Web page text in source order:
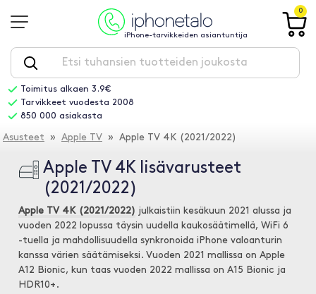
iPhone-tarvikkeiden asiantuntija
0
Toimitus alkaen 3.9€
Tarvikkeet vuodesta 2008
850 000 asiakasta
Asusteet » Apple TV » Apple TV 4K (2021/2022)
Apple TV 4K lisävarusteet
(2021/2022)
Apple TV 4K (2021/2022) julkaistiin kesäkuun 2021 alussa ja
vuoden 2022 lopussa täysin uudella kaukosäätimellä, WiFi 6
-tuella ja mahdollisuudella synkronoida iPhone valoanturin
kanssa värien säätämiseksi. Vuoden 2021 mallissa on Apple
A12 Bionic, kun taas vuoden 2022 mallissa on A15 Bionic ja
HDR10+.